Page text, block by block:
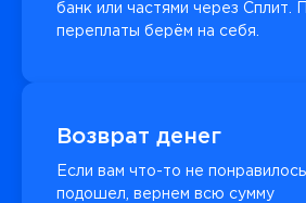
банк или частями через Сплит.
переплаты берём на себя.
Возврат денег
Если вам что-то не
подошел, вернем всю сумму